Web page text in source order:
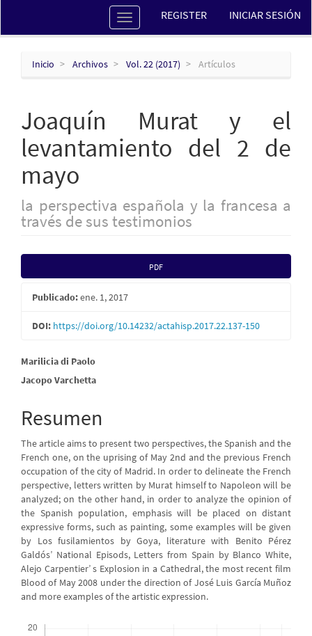
Contenido
Barra
REGISTER INICIAR SESIÓN
Toggle
navigation
Inicio Archivos Vol. 22 (2017) Artículos
Joaquín Murat y el
levantamiento del 2 de
mayo
la perspectiva española y la francesa a
través de sus testimonios
Barra
lateral
artículo
PDF
Publicado:ene. 1, 2017
DOI: https://doi.org/10.14232/actahisp.2017.22.137-150
Contenido
principal
del
artículo
Marilicia di Paolo
Jacopo Varchetta
Resumen
The article aims to present two perspectives, the Spanish and the
French one, on the uprising of May 2nd and the previous French
occupation of the city of Madrid. In order to delineate the French
perspective, letters written by Murat himself to Napoleon will be
analyzed; on the other hand, in order to analyze the opinion of
the Spanish population, emphasis will be placed on distant
expressive forms, such as painting, some examples will be given
by Los fusilamientos by Goya, literature with Benito Pérez
Galdós’ National Episods, Letters from Spain by Blanco White,
Alejo Carpentier’ s Explosion in a Cathedral, the most recent film
Blood of May 2008 under the direction of José Luis García Muñoz
and more examples of the artistic expression.